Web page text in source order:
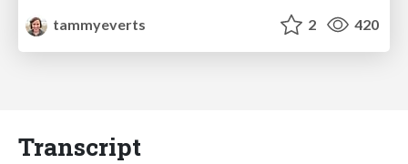
tammyeverts
2 420
Transcript